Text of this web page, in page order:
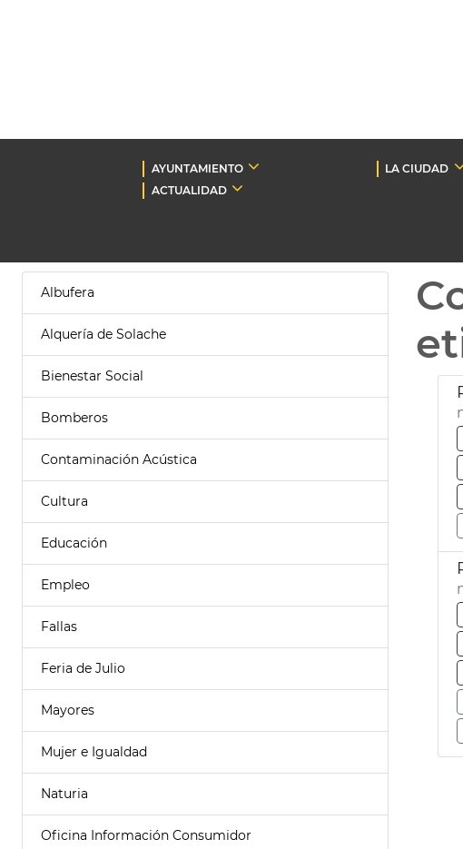
AYUNTAMIENTO LA CIUDAD
ACTUALIDAD
Albufera
Alquería de Solache
Bienestar Social
Bomberos
Contaminación Acústica
Cultura
Educación
Empleo
Fallas
Feria de Julio
Mayores
Mujer e Igualdad
Naturia
Oficina Información Consumidor